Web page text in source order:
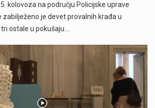
kolovoza na području Policijske uprave
je devet provalnih krađa u
ostale u pokušaju.…